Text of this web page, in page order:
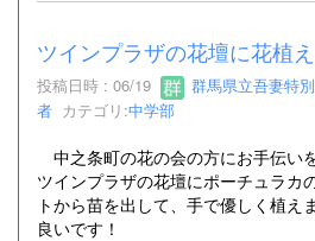
ツインプラザの花壇に花植え
投稿日時 : 06/19
群馬県立吾妻特
者 カテゴリ:中学部
中之条町の花の会の方にお手伝い
ツインプラザの花壇にポーチュラカ
トから苗を出して、手で優しく植え
良いです！